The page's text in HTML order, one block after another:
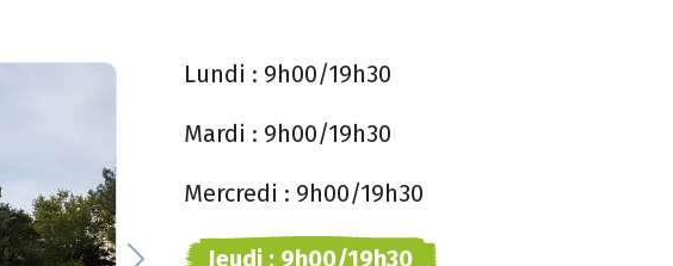
Lundi : 9h00/19h30
Mardi : 9h00/19h30
Mercredi : 9h00/19h30
Jeudi : 9h00/19h30